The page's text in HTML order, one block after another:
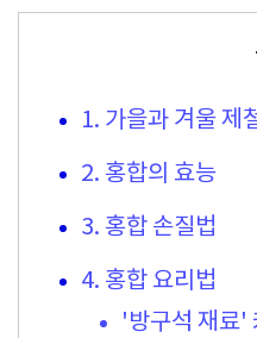
1. 가을과 겨울 제
2. 홍합의 효능
3. 홍합 손질법
4. 홍합 요리법
'방구석 재료'